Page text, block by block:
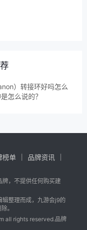
）转接环好吗怎么
怎么说的？
榜单
品牌资讯
牌，不提供任何购买建
整理而成，九游会j9的
。
all rights reserved.品牌